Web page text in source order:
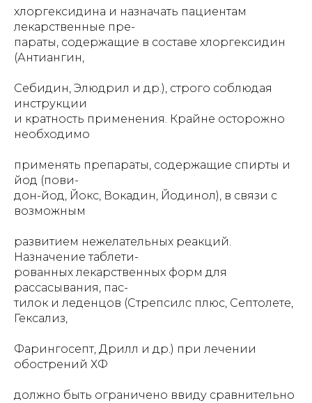
хлоргексидина и назначать пациентам
лекарственные пре-
параты, содержащие в составе хлоргексидин
(Антиангин,
Себидин, Элюдрил и др.), строго соблюдая
инструкции
и кратность применения. Крайне осторожно
необходимо
применять препараты, содержащие спирты и
йод (пови-
дон-йод, Йокс, Вокадин, Йодинол), в связи с
возможным
развитием нежелательных реакций.
Назначение таблети-
рованных лекарственных форм для
рассасывания, пас-
тилок и леденцов (Стрепсилс плюс, Септолете,
Гексализ,
Фарингосепт, Дрилл и др.) при лечении
обострений ХФ
должно быть ограничено ввиду сравнительно